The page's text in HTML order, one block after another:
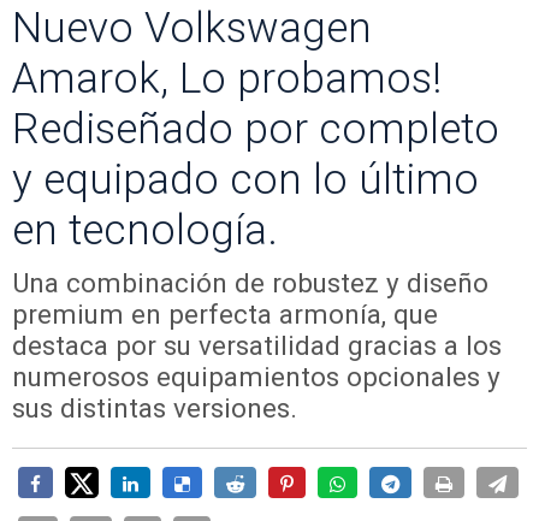
Nuevo Volkswagen
Amarok, Lo probamos!
Rediseñado por completo
y equipado con lo último
en tecnología.
Una combinación de robustez y diseño
premium en perfecta armonía, que
destaca por su versatilidad gracias a los
numerosos equipamientos opcionales y
sus distintas versiones.